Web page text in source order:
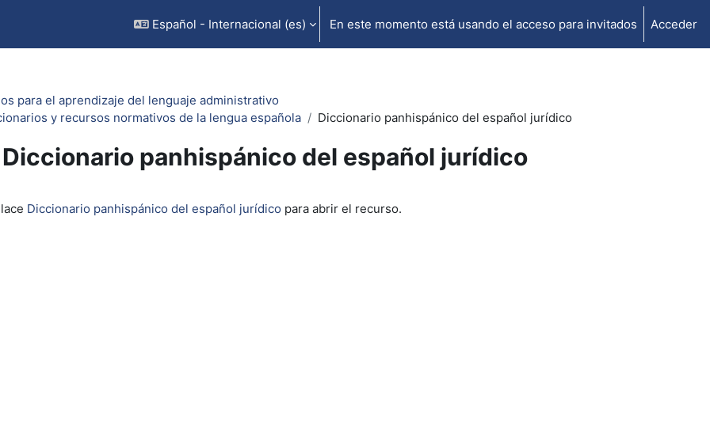
Español - Internacional ‎(es)‎ En este momento está usando el acceso para invitados Acceder
para el aprendizaje del lenguaje administrativo
y recursos normativos de la lengua española
Diccionario panhispánico del español jurídico
Diccionario panhispánico del español jurídico
Diccionario panhispánico del español jurídico para abrir el recurso.